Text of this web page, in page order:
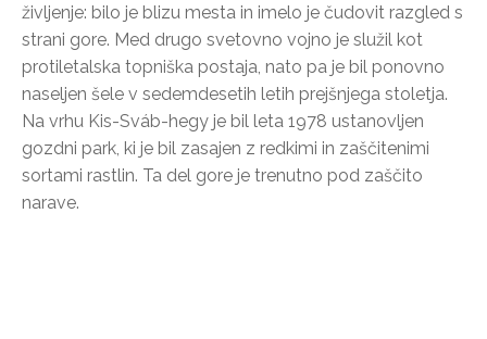
življenje: bilo je blizu mesta in imelo je čudovit razgled s
strani gore. Med drugo svetovno vojno je služil kot
protiletalska topniška postaja, nato pa je bil ponovno
naseljen šele v sedemdesetih letih prejšnjega stoletja.
Na vrhu Kis-Sváb-hegy je bil leta 1978 ustanovljen
gozdni park, ki je bil zasajen z redkimi in zaščitenimi
sortami rastlin. Ta del gore je trenutno pod zaščito
narave.